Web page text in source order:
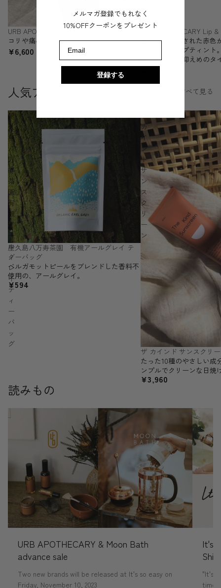
URB APOTHECARY Muscle Balm
コリや痛みに、スティックタイプのバーム
¥6,600
URB APOTHECARY Lip
植物から抽出された赤色
タイプのリップティン
にくくツヤが抑えめのタ
人気アイテム すべて見る
屋
久
島
八
万
寿
茶
園
有
機
ア
ー
ル
グ
レ
イ
テ
ィ
ー
バ
ッ
グ
屋久島八万寿茶園 有機アールグレイ テ
ィーバッグ
ベルガモットピールをブレンドした香料不
使用の、アールグレイ。
¥594
ザ
カ
イ
ン
ド
サ
ン
ス
ク
リ
ー
ン
ザ カインド サンスクリ
たった10種のやさしい成
ンプルでクリーンな日焼
¥3,960
読みもの
URB APOTHECARY & Moon Bath
advance sale
Two new brands will be released at It's so easy on
Friday, November 10, 2023
It's
"It's
time
メルマガ登録でもれなく
10%OFFクーポンをプレゼント
登録する